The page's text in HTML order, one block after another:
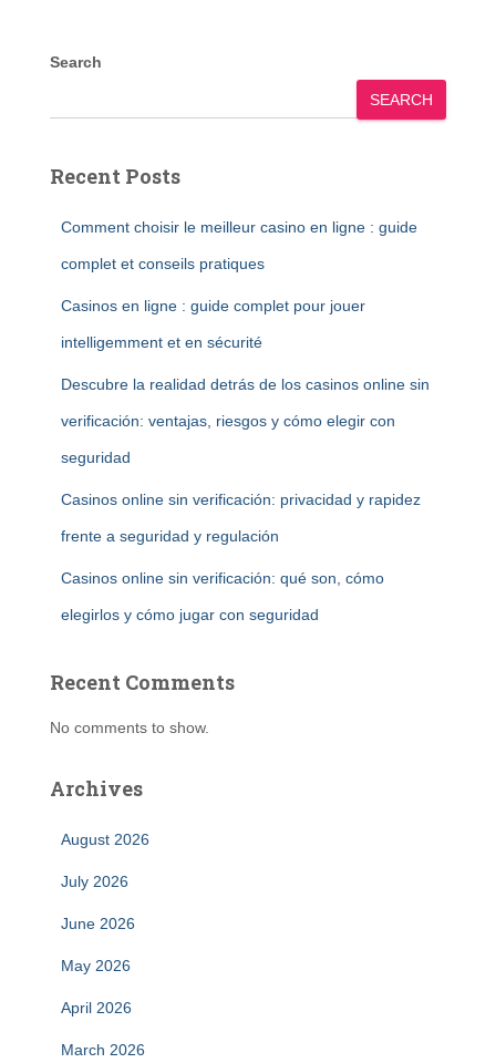
Search
SEARCH
Recent Posts
Comment choisir le meilleur casino en ligne : guide
complet et conseils pratiques
Casinos en ligne : guide complet pour jouer
intelligemment et en sécurité
Descubre la realidad detrás de los casinos online sin
verificación: ventajas, riesgos y cómo elegir con
seguridad
Casinos online sin verificación: privacidad y rapidez
frente a seguridad y regulación
Casinos online sin verificación: qué son, cómo
elegirlos y cómo jugar con seguridad
Recent Comments
No comments to show.
Archives
August 2026
July 2026
June 2026
May 2026
April 2026
March 2026